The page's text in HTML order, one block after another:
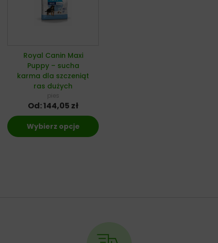
Royal Canin Maxi
Puppy – sucha
karma dla szczeniąt
ras dużych
pies
Od:144,05 zł
Wybierz opcje